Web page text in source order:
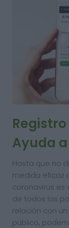
Ayuda
Hasta que no
medida eficaz
coronavirus
de todos los
relación con
público,